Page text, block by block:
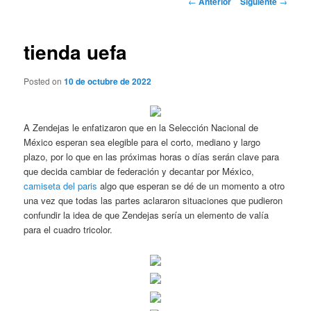
tienda uefa
Posted on10 de octubre de 2022
A Zendejas le enfatizaron que en la Selección Nacional de
México esperan sea elegible para el corto, mediano y largo
plazo, por lo que en las próximas horas o días serán clave para
que decida cambiar de federación y decantar por México,
camiseta del paris algo que esperan se dé de un momento a otro
una vez que todas las partes aclararon situaciones que pudieron
confundir la idea de que Zendejas sería un elemento de valía
para el cuadro tricolor.